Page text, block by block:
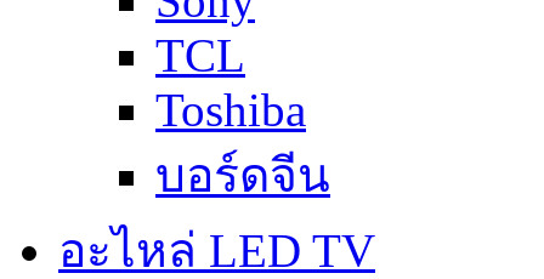
TCL
Toshiba
บอร์ดจีน
อะไหล่ LED TV